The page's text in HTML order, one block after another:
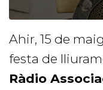
Ahir, 15 de
festa de
Ràdio